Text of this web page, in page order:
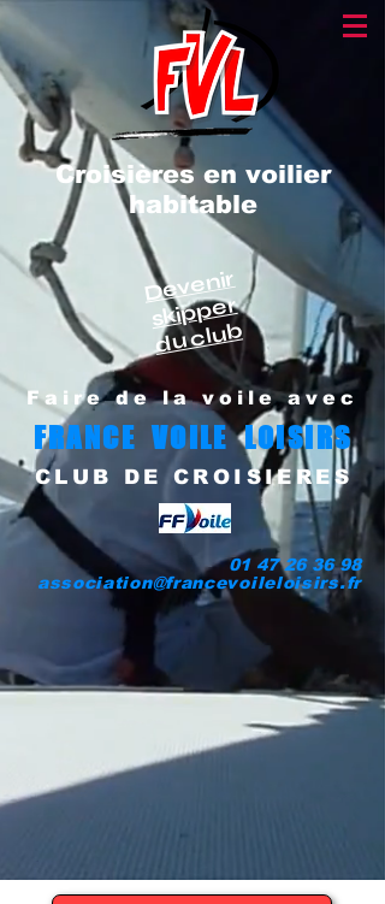
Croisières en voilier
habitable
Devenir
skipper
du club
Faire de la voile avec
FRANCE VOILE LOISIRS
CLUB DE CROISIERES
01 47 26 36 98
association@francevoileloisirs.fr